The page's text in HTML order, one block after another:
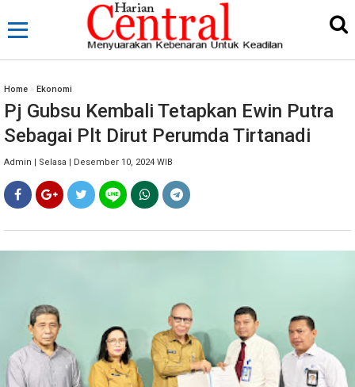
Home » Ekonomi
Pj Gubsu Kembali Tetapkan Ewin Putra
Sebagai Plt Dirut Perumda Tirtanadi
Admin | Selasa | Desember 10, 2024 WIB